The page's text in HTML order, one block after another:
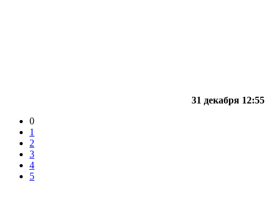
31 декабря 12:55
0
1
2
3
4
5